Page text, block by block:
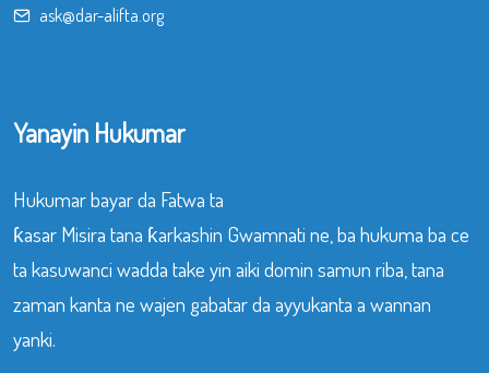
ask@dar-alifta.org
Yanayin Hukumar
Hukumar bayar da Fatwa ta
ƙasar Misira tana ƙarkashin Gwamnati ne, ba hukuma ba ce
ta kasuwanci wadda take yin aiki domin samun riba, tana
zaman kanta ne wajen gabatar da ayyukanta a wannan
yanki.